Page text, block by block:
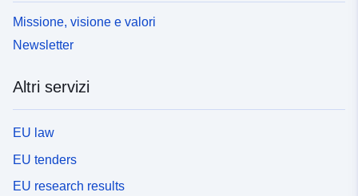
Missione, visione e valori
Newsletter
Altri servizi
EU law
EU tenders
EU research results